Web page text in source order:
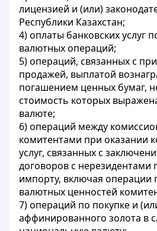
лицензией и (или)
Республики Казахстан;
4) оплаты банковских услуг
валютных операций;
5) операций, связанных с
продажей, выплатой
погашением ценных бумаг,
стоимость которых
валюте;
6) операций между
комитентами при оказании
услуг, связанных с
договоров с нерезидентами
импорту, включая операции
валютных ценностей
7) операций по покупке и
аффинированного золота в